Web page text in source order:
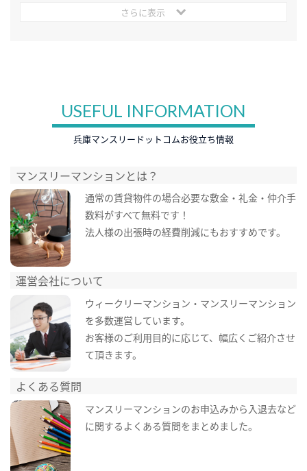
さらに表示
USEFUL INFORMATION
兵庫マンスリードットコムお役立ち情報
マンスリーマンションとは？
通常の賃貸物件の場合必要な敷金・礼金・仲介手
数料がすべて無料です！
法人様の出張時の経費削減にもおすすめです。
運営会社について
ウィークリーマンション・マンスリーマンション
を多数運営しています。
お客様のご利用目的に応じて、幅広くご紹介させ
て頂きます。
よくある質問
マンスリーマンションのお申込みから入退去など
に関するよくある質問をまとめました。